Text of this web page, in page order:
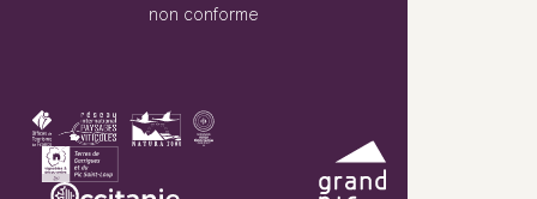
non conforme